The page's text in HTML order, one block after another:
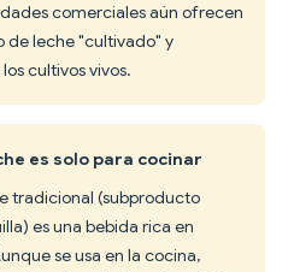
comerciales aún ofrecen
de leche "cultivado" y
cultivos vivos.
es solo para cocinar
tradicional (subproducto
es una bebida rica en
se usa en la cocina,